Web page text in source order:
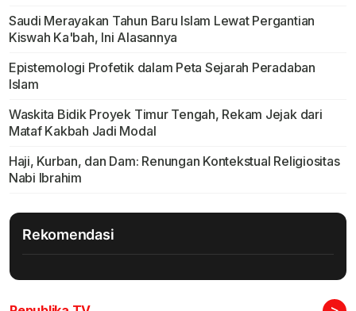
Saudi Merayakan Tahun Baru Islam Lewat Pergantian
Kiswah Ka'bah, Ini Alasannya
Epistemologi Profetik dalam Peta Sejarah Peradaban
Islam
Waskita Bidik Proyek Timur Tengah, Rekam Jejak dari
Mataf Kakbah Jadi Modal
Haji, Kurban, dan Dam: Renungan Kontekstual Religiositas
Nabi Ibrahim
Rekomendasi